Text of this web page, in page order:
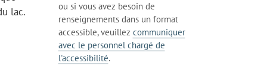
lac.
ou si vous avez besoin de
renseignements dans un format
accessible, veuillez communiquer
avec le personnel chargé de
l'accessibilité.